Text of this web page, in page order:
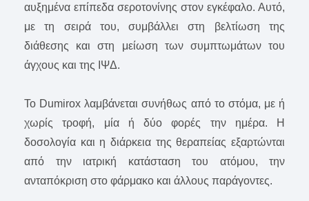
αυξημένα επίπεδα σεροτονίνης στον εγκέφαλο. Αυτό,
με τη σειρά του, συμβάλλει στη βελτίωση της
διάθεσης και στη μείωση των συμπτωμάτων του
άγχους και της ΙΨΔ.
Το Dumirox λαμβάνεται συνήθως από το στόμα, με ή
χωρίς τροφή, μία ή δύο φορές την ημέρα. Η
δοσολογία και η διάρκεια της θεραπείας εξαρτώνται
από την ιατρική κατάσταση του ατόμου, την
ανταπόκριση στο φάρμακο και άλλους παράγοντες.